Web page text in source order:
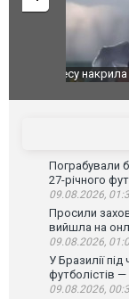
Вже
Пограбували
27-річного
09.08.2026,
Просили
вийшла на
09.08.2026,
У Бразилії
футболістів —
09.08.2026,